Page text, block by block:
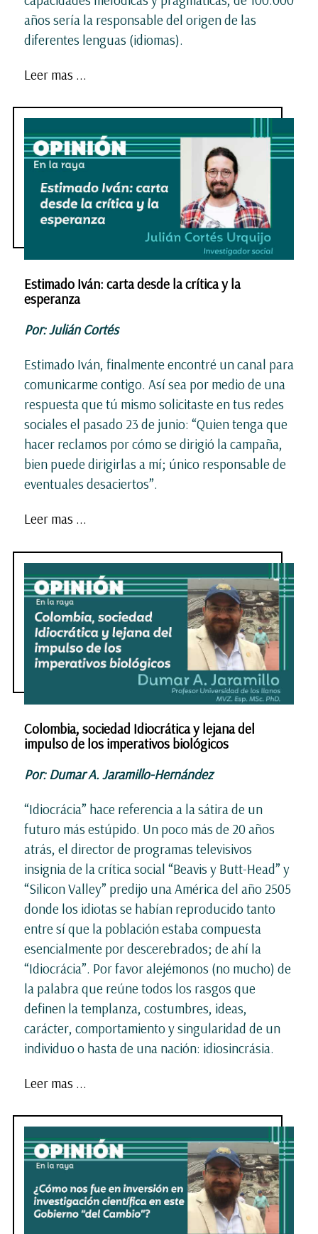
años sería la responsable del origen de las
diferentes lenguas (idiomas).
Leer mas ...
Estimado Iván: carta desde la crítica y la
esperanza
Por: Julián Cortés
Estimado Iván, finalmente encontré un canal para
comunicarme contigo. Así sea por medio de una
respuesta que tú mismo solicitaste en tus redes
sociales el pasado 23 de junio: “Quien tenga que
hacer reclamos por cómo se dirigió la campaña,
bien puede dirigirlas a mí; único responsable de
eventuales desaciertos”.
Leer mas ...
Colombia, sociedad Idiocrática y lejana del
impulso de los imperativos biológicos
Por: Dumar A. Jaramillo-Hernández
“Idiocrácia” hace referencia a la sátira de un
futuro más estúpido. Un poco más de 20 años
atrás, el director de programas televisivos
insignia de la crítica social “Beavis y Butt-Head” y
“Silicon Valley” predijo una América del año 2505
donde los idiotas se habían reproducido tanto
entre sí que la población estaba compuesta
esencialmente por descerebrados; de ahí la
“Idiocrácia”. Por favor alejémonos (no mucho) de
la palabra que reúne todos los rasgos que
definen la templanza, costumbres, ideas,
carácter, comportamiento y singularidad de un
individuo o hasta de una nación: idiosincrásia.
Leer mas ...